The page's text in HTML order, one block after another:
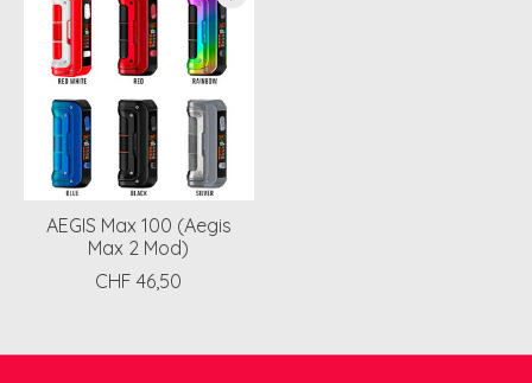
AEGIS Max 100 (Aegis
Max 2 Mod)
CHF 46,50